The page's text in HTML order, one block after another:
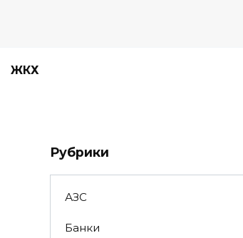
ЖКХ
Рубрики
АЗС
Банки